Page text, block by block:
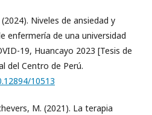
Niveles de ansiedad y
enfermería de una universidad
19, Huancayo 2023 [Tesis de
del Centro de Perú.
10513
M. (2021). La terapia